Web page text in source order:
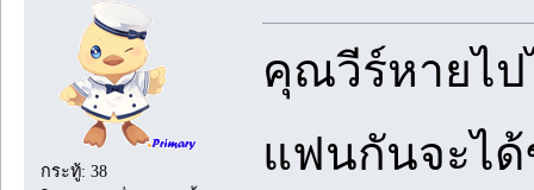
กระทู้: 38
คุณวีร์หายไป
แฟนกันจะไ